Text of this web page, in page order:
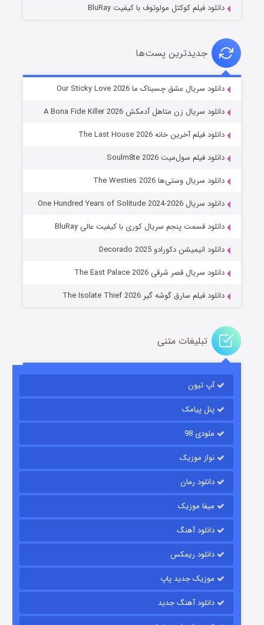
شوهر
عملیات آپارتمان
قسمت۲ (زیرنویس) منتشر شد
قسمت
دانلود فیلم کوکتل مولوتوف با کیفیت BluRay
جدیدترین پست‌ها
دانلود سریال عشق چسبناک ما Our Sticky Love 2026
دانلود سریال زن متاهل آدمکش A Bona Fide Killer 2026
دانلود فیلم آخرین خانه The Last House 2026
دانلود فیلم سول‌میت Soulm8te 2026
دانلود سریال وستی‌ها The Westies 2026
دانلود سریال One Hundred Years of Solitude 2024-2026
دانلود قسمت پنجم سریال کوری با کیفیت عالی BluRay
دانلود انیمیشن دکورادو Decorado 2025
دانلود سریال قصر شرقی The East Palace 2026
دانلود فیلم سارق گوشه گیر The Isolate Thief 2026
تبلیغات متنی
آپ تیون
پنل پیامک
ملودی 98
نواز موزیک
دانلود رمان
میفا موزیک
دانلود آهنگ
دانلود ریمکس
موزیک جدید پاپ
دانلود آهنگ جدید